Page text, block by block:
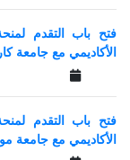
الأكاديمي مع جامعة
الأكاديمي مع جامعة